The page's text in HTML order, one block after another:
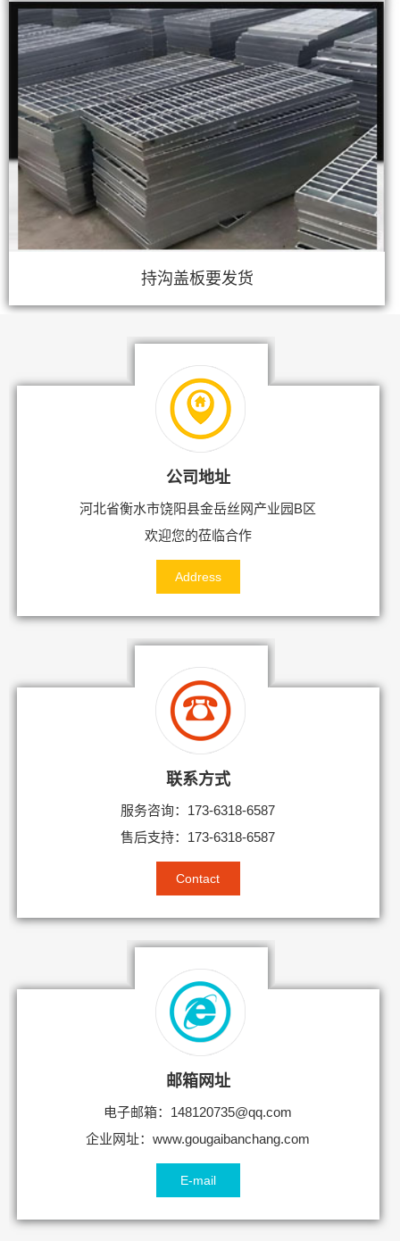
持沟盖板要发货
公司地址
河北省衡水市饶阳县金岳丝网产业园B区
欢迎您的莅临合作
Address
联系方式
服务咨询：173-6318-6587
售后支持：173-6318-6587
Contact
邮箱网址
电子邮箱：148120735@qq.com
企业网址：www.gougaibanchang.com
E-mail